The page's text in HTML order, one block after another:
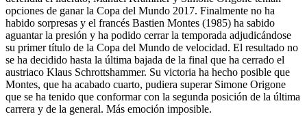
opciones de ganar la Copa del Mundo 2017. Finalmente no ha
habido sorpresas y el francés Bastien Montes (1985) ha sabido
aguantar la presión y ha podido cerrar la temporada adjudicándose
su primer título de la Copa del Mundo de velocidad. El resultado no
se ha decidido hasta la última bajada de la final que ha cerrado el
austriaco Klaus Schrottshammer. Su victoria ha hecho posible que
Montes, que ha acabado cuarto, pudiera superar Simone Origone
que se ha tenido que conformar con la segunda posición de la última
carrera y de la general. Más emoción imposible.